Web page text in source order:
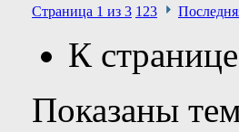
Страница 1 из 3 1 23
К
Показаны